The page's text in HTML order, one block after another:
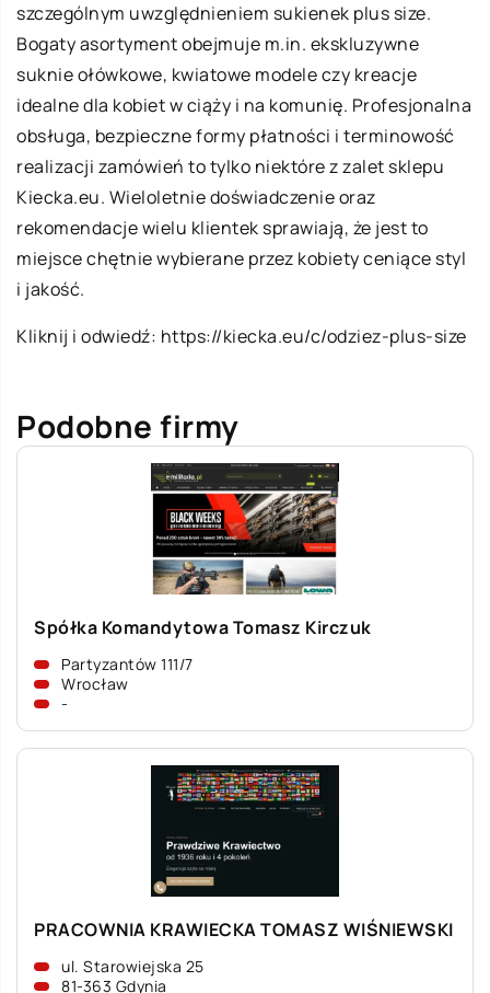
szczególnym uwzględnieniem sukienek plus size.
Bogaty asortyment obejmuje m.in. ekskluzywne
suknie ołówkowe, kwiatowe modele czy kreacje
idealne dla kobiet w ciąży i na komunię. Profesjonalna
obsługa, bezpieczne formy płatności i terminowość
realizacji zamówień to tylko niektóre z zalet sklepu
Kiecka.eu. Wieloletnie doświadczenie oraz
rekomendacje wielu klientek sprawiają, że jest to
miejsce chętnie wybierane przez kobiety ceniące styl
i jakość.
Kliknij i odwiedź: https://kiecka.eu/c/odziez-plus-size
Podobne firmy
Spółka Komandytowa Tomasz Kirczuk
Partyzantów 111/7
Wrocław
-
PRACOWNIA KRAWIECKA TOMASZ WIŚNIEWSKI
ul. Starowiejska 25
81-363 Gdynia